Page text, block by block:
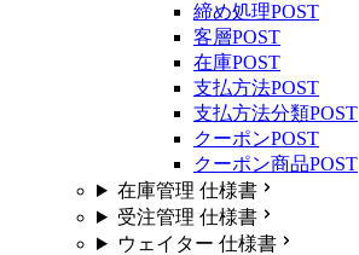
締め処理POST
客層POST
在庫POST
支払方法POST
支払方法分類POST
クーポンPOST
クーポン商品POST
在庫管理 仕様書
受注管理 仕様書
ウェイター 仕様書